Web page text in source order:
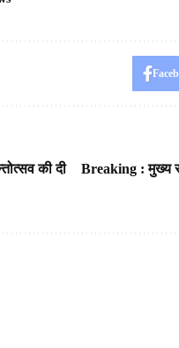
की दी
Breaking : मुख्य